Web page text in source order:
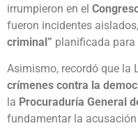
irrumpieron en el
fueron incidentes
criminal” planificada
Asimismo, recordó que la
crímenes contra la
la Procuraduría General
fundamentar la